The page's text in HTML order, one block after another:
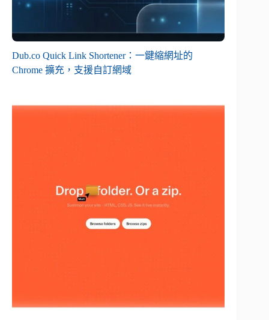
Dub.co Quick Link Shortener：一鍵縮網址的
Chrome 擴充，支援自訂網域